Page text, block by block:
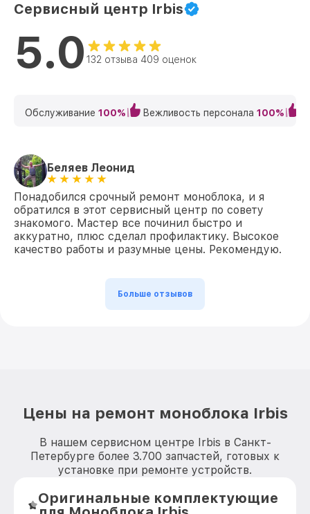
Сервисный центр Irbis
5.0 132 отзыва 409 оценок
Обслуживание 100% Вежливость персонала 100%
Беляев Леонид
Понадобился срочный ремонт моноблока, и я
обратился в этот сервисный центр по совету
знакомого. Мастер все починил быстро и
аккуратно, плюс сделал профилактику. Высокое
качество работы и разумные цены. Рекомендую.
Больше отзывов
Цены на ремонт моноблока Irbis
В нашем сервисном центре Irbis в Санкт-
Петербурге более 3.700 запчастей, готовых к
установке при ремонте устройств.
Оригинальные комплектующие